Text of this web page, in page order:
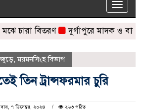
Toggle
বিতরণ দুর্গাপুরে মাদক ও বাল্যবিয়ে
,ময়মনসিংহ বিভাগ
তিন ট্রান্সফরমার চুরি
৭ ডিসেম্বর, ২০২৪
২৬৩ পঠিত